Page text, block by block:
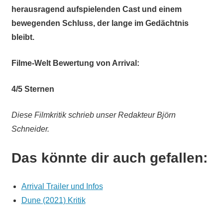
herausragend aufspielenden Cast und einem
bewegenden Schluss, der lange im Gedächtnis
bleibt.
Filme-WeltBewertung von Arrival :
4/5Sternen
Diese Filmkritik schrieb unser Redakteur Björn
Schneider.
Das könnte dir auch gefallen:
Arrival Trailer und Infos
Dune (2021) Kritik